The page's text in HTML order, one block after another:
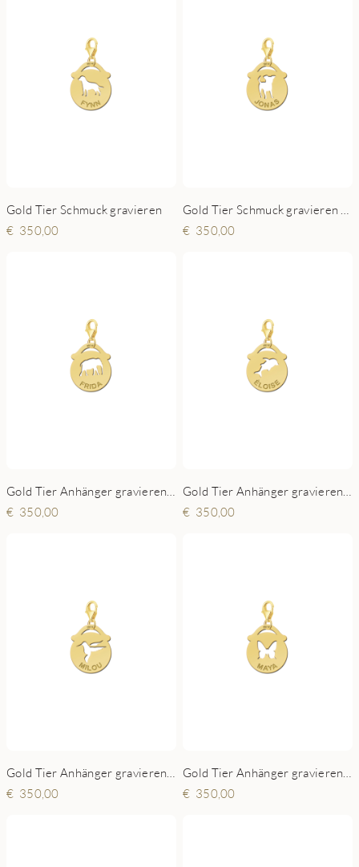
Gold Tier Schmuck gravieren
350,00
350,00
350,00
350,00
350,00
350,00